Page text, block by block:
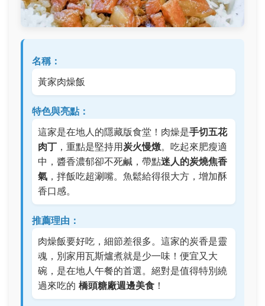
名稱：
黃家肉燥飯
特色與亮點：
這家是在地人的隱藏版食堂！肉燥是手切五花
肉丁 ，重點是堅持用炭火慢燉。吃起來肥瘦適
中，醬香濃郁卻不死鹹，帶點迷人的炭燒焦香
氣 ，拌飯吃超涮嘴。魚鬆給得很大方，增加酥
香口感。
推薦理由：
肉燥飯要好吃，細節差很多。這家的炭香是靈
魂，別家用瓦斯爐煮就是少一味！便宜又大
碗，是在地人午餐的首選。絕對是值得特別繞
過來吃的 橋頭糖廠週邊美食 ！